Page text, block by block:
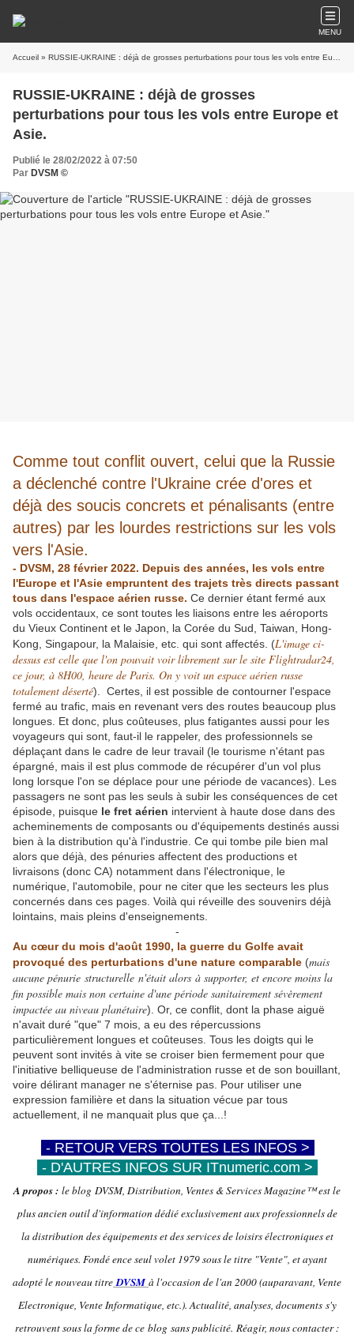
MENU
Accueil » RUSSIE-UKRAINE : déjà de grosses perturbations pour tous les vols entre Europe et Asie.
RUSSIE-UKRAINE : déjà de grosses
perturbations pour tous les vols entre Europe et
Asie.
Publié le 28/02/2022 à 07:50
Par DVSM ©
Comme tout conflit ouvert, celui que la Russie
a déclenché contre l'Ukraine crée d'ores et
déjà des soucis concrets et pénalisants (entre
autres) par les lourdes restrictions sur les vols
vers l'Asie.
- DVSM, 28 février 2022. Depuis des années, les vols entre
l'Europe et l'Asie empruntent des trajets très directs passant
tous dans l'espace aérien russe. Ce dernier étant fermé aux
vols occidentaux, ce sont toutes les liaisons entre les aéroports
du Vieux Continent et le Japon, la Corée du Sud, Taiwan, Hong-
Kong, Singapour, la Malaisie, etc. qui sont affectés. (L'image ci-
dessus est celle que l'on pouvait voir librement sur le site Flightradar24,
ce jour, à 8H00, heure de Paris. On y voit un espace aérien russe
totalement déserté). Certes, il est possible de contourner l'espace
fermé au trafic, mais en revenant vers des routes beaucoup plus
longues. Et donc, plus coûteuses, plus fatigantes aussi pour les
voyageurs qui sont, faut-il le rappeler, des professionnels se
déplaçant dans le cadre de leur travail (le tourisme n'étant pas
épargné, mais il est plus commode de récupérer d'un vol plus
long lorsque l'on se déplace pour une période de vacances). Les
passagers ne sont pas les seuls à subir les conséquences de cet
épisode, puisque le fret aérien intervient à haute dose dans des
acheminements de composants ou d'équipements destinés aussi
bien à la distribution qu'à l'industrie. Ce qui tombe pile bien mal
alors que déjà, des pénuries affectent des productions et
livraisons (donc CA) notamment dans l'électronique, le
numérique, l'automobile, pour ne citer que les secteurs les plus
concernés dans ces pages. Voilà qui réveille des souvenirs déjà
lointains, mais pleins d'enseignements.
-
Au cœur du mois d'août 1990, la guerre du Golfe avait
provoqué des perturbations d'une nature comparable (mais
aucune pénurie structurelle n'était alors à supporter, et encore moins la
fin possible mais non certaine d'une période sanitairement sévèrement
impactée au niveau planétaire). Or, ce conflit, dont la phase aiguë
n'avait duré "que" 7 mois, a eu des répercussions
particulièrement longues et coûteuses. Tous les doigts qui le
peuvent sont invités à vite se croiser bien fermement pour que
l'initiative belliqueuse de l'administration russe et de son bouillant,
voire délirant manager ne s'éternise pas. Pour utiliser une
expression familière et dans la situation vécue par tous
actuellement, il ne manquait plus que ça...!
- RETOUR VERS TOUTES LES INFOS >
- D'AUTRES INFOS SUR ITnumeric.com >
A propos : le blog DVSM, Distribution, Ventes & Services Magazine™ est le
plus ancien outil d'information dédié exclusivement aux professionnels de
la distribution des équipements et des services de loisirs électroniques et
numériques. Fondé ence seul volet 1979 sous le titre "Vente", et ayant
adopté le nouveau titre DVSM à l'occasion de l'an 2000 (auparavant, Vente
Electronique, Vente Informatique, etc.). Actualité, analyses, documents s'y
retrouvent sous la forme de ce blog sans publicité. Réagir, nous contacter :